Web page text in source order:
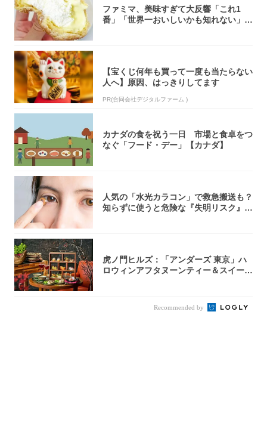
ファミマ、美味すぎて大反響「これ1
番」「世界一おいしいかも知れない」
【宝くじ何年も買って一度も当たらない
人へ】原因、はっきりしてます
PR(合同会社デジタルファーム )
カナダの食を祝う一日 市場と食卓をつ
なぐ「フード・デー」【カナダ】
人気の「水光カラコン」で救急搬送も？
知らずに使うと危険な『失明リスク』と
虎ノ門ヒルズ：「アンダーズ 東京」ハ
ロウィンアフタヌーンティー＆スイーツ
Recommended by